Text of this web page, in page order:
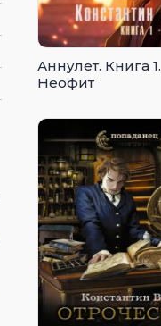
Аннулет. Книга 1.
Неофит